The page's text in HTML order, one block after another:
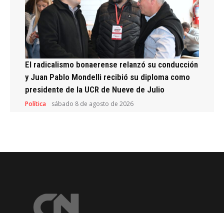
El radicalismo bonaerense relanzó su conducción
y Juan Pablo Mondelli recibió su diploma como
presidente de la UCR de Nueve de Julio
Política sábado 8 de agosto de 2026